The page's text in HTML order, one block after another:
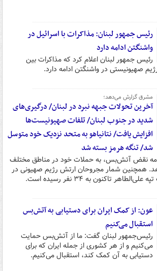
رئیس جمهور لبنان: مذاکرات با اسرائیل در
واشنگتن ادامه دارد
رئیس جمهور لبنان اعلام کرد که مذاکرات بین
صهیونیستی در واشنگتن ادامه دارد.
مشرق گزارش می‌دهد؛
آخرین تحولات جبهه نبرد در لبنان/ درگیری‌های
شدید در جنوب لبنان/ تلفات صهیونیست‌ها
افزایش یافت/ نتانیاهو به متحد نزدیک خود متوسل
شد/ تنگه هرمز بسته شد
نقض آتش‌بس، به حملات خود در مناطق مختلف
همچنین شمار مجروحان ارتش رژیم صهیونی در
تاکنون به ۳۴ نفر رسیده است.
عون: از کمک ایران برای دستیابی به آتش‌بس
استقبال می‌کنیم
رئیس‌جمهور لبنان گفت: ما از آتش‌بس حمایت
می‌کنیم و از هر کشوری از جمله ایران که برای
دستیابی به آن کمک کند، استقبال می‌کنیم.